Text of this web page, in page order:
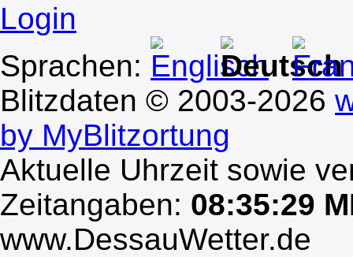
Login
Sprachen:
Blitzdaten © 2003-2026
by MyBlitzortung
Aktuelle Uhrzeit sowie
Zeitangaben: 08:35:29
www.DessauWetter.de